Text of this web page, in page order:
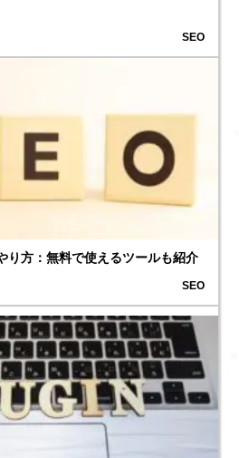
SEO
り方：無料で使えるツールも紹介
SEO